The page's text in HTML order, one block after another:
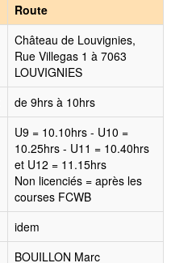
Route
Château de Louvignies,
Rue Villegas 1 à 7063
LOUVIGNIES
de 9hrs à 10hrs
U9 = 10.10hrs - U10 =
10.25hrs - U11 = 10.40hrs
et U12 = 11.15hrs
Non licenciés = après les
courses FCWB
idem
BOUILLON Marc